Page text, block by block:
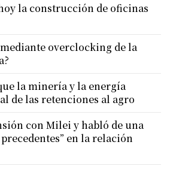
la construcción de oficinas
overclocking de la
la minería y la energía
de las retenciones al agro
con Milei y habló de una
en la relación